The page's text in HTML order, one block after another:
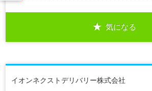
気になる
イオンネクストデリバリー株式会社